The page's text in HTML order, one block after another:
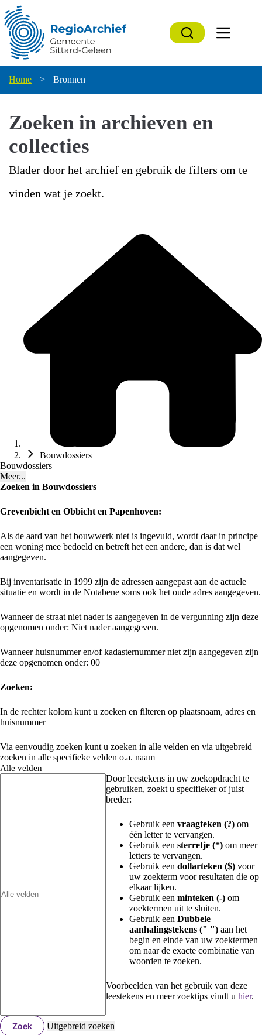
naar
de
inhoud
Home > Bronnen
Zoeken in archieven en
collecties
Blader door het archief en gebruik de filters om te
vinden wat je zoekt.
Bouwdossiers
Bouwdossiers
Meer...
Zoeken in Bouwdossiers
Grevenbicht en Obbicht en Papenhoven:
Als de aard van het bouwwerk niet is ingevuld, wordt daar in principe
een woning mee bedoeld en betreft het een andere, dan is dat wel
aangegeven.
Bij inventarisatie in 1999 zijn de adressen aangepast aan de actuele
situatie en wordt in de Notabene soms ook het oude adres aangegeven.
Wanneer de straat niet nader is aangegeven in de vergunning zijn deze
opgenomen onder: Niet nader aangegeven.
Wanneer huisnummer en/of kadasternummer niet zijn aangegeven zijn
deze opgenomen onder: 00
Zoeken:
In de rechter kolom kunt u zoeken en filteren op plaatsnaam, adres en
huisnummer
Via eenvoudig zoeken kunt u zoeken in alle velden en via uitgebreid
zoeken in alle specifieke velden o.a. naam
Alle velden
Door leestekens in uw zoekopdracht te
gebruiken, zoekt u specifieker of juist
breder:
Gebruik een vraagteken (?) om
één letter te vervangen.
Gebruik een sterretje (*) om meer
letters te vervangen.
Gebruik een dollarteken ($) voor
uw zoekterm voor resultaten die op
elkaar lijken.
Gebruik een minteken (-) om
zoektermen uit te sluiten.
Gebruik een Dubbele
aanhalingstekens (" ") aan het
begin en einde van uw zoektermen
om naar de exacte combinatie van
woorden te zoeken.
Voorbeelden van het gebruik van deze
leestekens en meer zoektips vindt u hier.
Zoek
Uitgebreid zoeken